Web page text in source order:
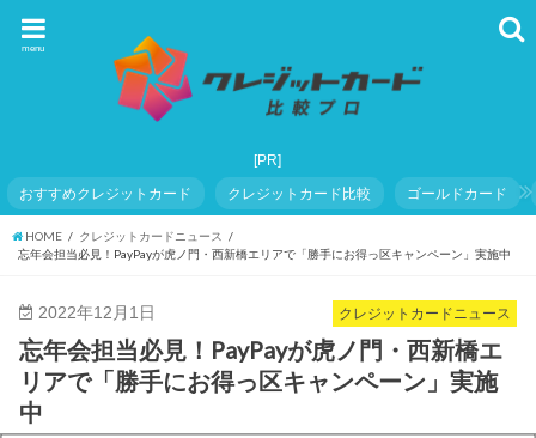
menu
おすすめクレジットカード クレジットカード比較 ゴールドカード
HOME
クレジットカードニュース
忘年会担当必見！PayPayが虎ノ門・西新橋エリアで「勝手にお得っ区キャンペーン」実施中
クレジットカードニュース
2022年12月1日
忘年会担当必見！PayPayが虎ノ門・西新橋エ
リアで「勝手にお得っ区キャンペーン」実施
中